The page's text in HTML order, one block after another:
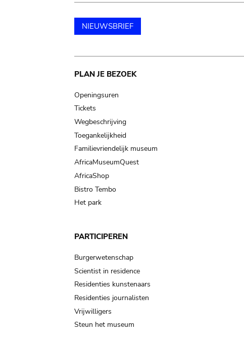
NIEUWSBRIEF
Main
navigation
PLAN JE BEZOEK
Openingsuren
Tickets
Wegbeschrijving
Toegankelijkheid
Familievriendelijk museum
AfricaMuseumQuest
AfricaShop
Bistro Tembo
Het park
PARTICIPEREN
Burgerwetenschap
Scientist in residence
Residenties kunstenaars
Residenties journalisten
Vrijwilligers
Steun het museum